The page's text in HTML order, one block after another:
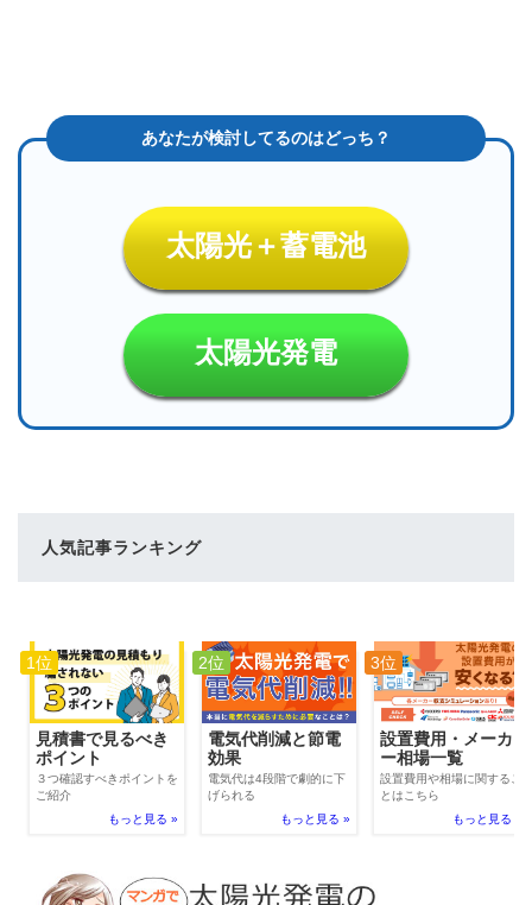
太陽光＋蓄電池
太陽光発電
人気記事ランキング
1位
見積書で見るべき
ポイント
３つ確認すべきポイントを
ご紹介
もっと見る »
2位
電気代削減と節電
効果
電気代は4段階で劇的に下
げられる
もっと見る »
3位
設置費用・メーカ
ー相場一覧
設置費用や相場に関するこ
とはこちら
もっと見る »